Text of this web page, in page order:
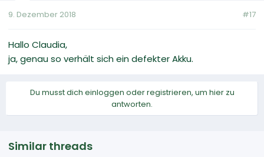
9. Dezember 2018 #17
Hallo Claudia,
ja, genau so verhält sich ein defekter Akku.
Du musst dich einloggen oder registrieren, um hier zu
antworten.
Similar threads